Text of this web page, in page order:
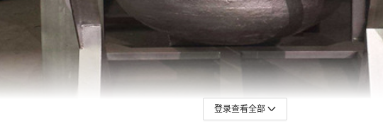
登录查看全部